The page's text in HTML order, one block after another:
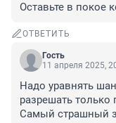
Оставьте в покое
ОТВЕТИТЬ
Гость
11 апреля 2025,
Надо уравнять
разрешать
Самый страшный